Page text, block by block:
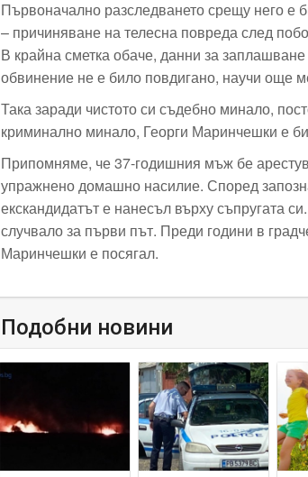
Първоначално разследването срещу него е
– причиняване на телесна повреда след
В крайна сметка обаче, данни за
обвинение не е било повдигано, научи още
Така заради чистото си съдебно минало,
криминално минало, Георги Маринчешки е
Припомняме, че 37-годишния мъж бе
упражнено домашно насилие. Според
екскандидатът е нанесъл върху съпругата
случвало за първи път. Преди години в
Маринчешки е посягал.
Подобни новини